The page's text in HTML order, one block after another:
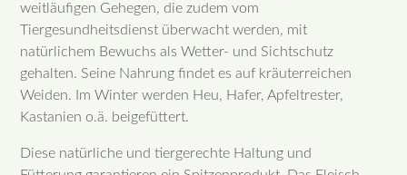
weitläufigen Gehegen, die zudem vom
Tiergesundheitsdienst überwacht werden, mit
natürlichem Bewuchs als Wetter- und Sichtschutz
gehalten. Seine Nahrung findet es auf kräuterreichen
Weiden. Im Winter werden Heu, Hafer, Apfeltrester,
Kastanien o.ä. beigefüttert.
Diese natürliche und tiergerechte Haltung und